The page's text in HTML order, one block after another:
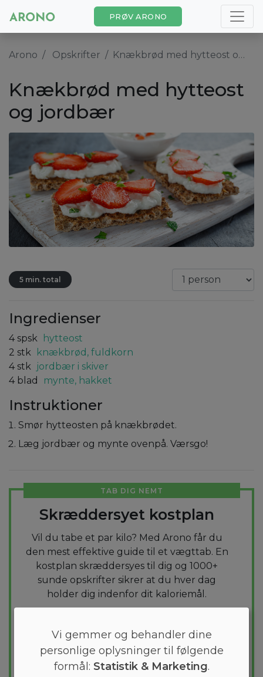
PRØV ARONO
Arono Opskrifter Knækbrød med hytteost og jordbær
Knækbrød med hytteost
og jordbær
5 min. total
Ingredienser
4 spsk
hytteost
2 stk
knækbrød, fuldkorn
4 stk jordbær i skiver
4 blad mynte, hakket
Instruktioner
Smør hytteosten på knækbrødet.
Læg jordbær og mynte ovenpå. Værsgo!
TAB DIG NEMT
Skræddersyet kostplan
Vil du tabe et par kilo? Med Arono får du
den mest effektive guide til et vægttab. En
kostplan skræddersyes til dig og 1000+
sunde opskrifter sikrer at du hver dag
holder dig indenfor dit kaloriemål.
Vi gemmer og behandler dine
personlige oplysninger til følgende
formål: Statistik & Marketing.